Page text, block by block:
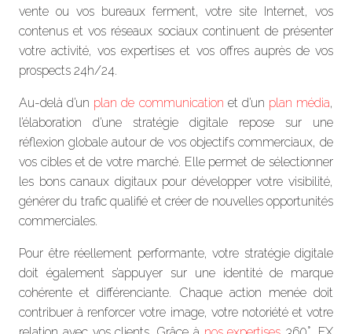
vente ou vos bureaux ferment, votre site Internet, vos
contenus et vos réseaux sociaux continuent de présenter
votre activité, vos expertises et vos offres auprès de vos
prospects 24h/24.
Au-delà d’un plan de communication et d’un plan média,
l’élaboration d’une stratégie digitale repose sur une
réflexion globale autour de vos objectifs commerciaux, de
vos cibles et de votre marché. Elle permet de sélectionner
les bons canaux digitaux pour développer votre visibilité,
générer du trafic qualifié et créer de nouvelles opportunités
commerciales.
Pour être réellement performante, votre stratégie digitale
doit également s’appuyer sur une identité de marque
cohérente et différenciante. Chaque action menée doit
contribuer à renforcer votre image, votre notoriété et votre